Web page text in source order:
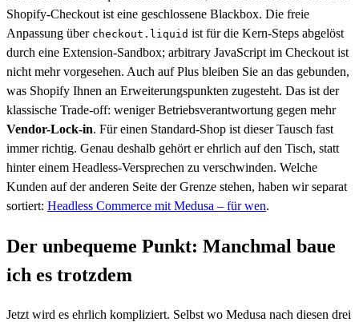
Shopify-Checkout ist eine geschlossene Blackbox. Die freie
Anpassung über checkout.liquid ist für die Kern-Steps abgelöst
durch eine Extension-Sandbox; arbitrary JavaScript im Checkout ist
nicht mehr vorgesehen. Auch auf Plus bleiben Sie an das gebunden,
was Shopify Ihnen an Erweiterungspunkten zugesteht. Das ist der
klassische Trade-off: weniger Betriebsverantwortung gegen mehr
Vendor-Lock-in. Für einen Standard-Shop ist dieser Tausch fast
immer richtig. Genau deshalb gehört er ehrlich auf den Tisch, statt
hinter einem Headless-Versprechen zu verschwinden. Welche
Kunden auf der anderen Seite der Grenze stehen, haben wir separat
sortiert: Headless Commerce mit Medusa – für wen.
Der unbequeme Punkt: Manchmal baue
ich es trotzdem
Jetzt wird es ehrlich kompliziert. Selbst wo Medusa nach diesen drei